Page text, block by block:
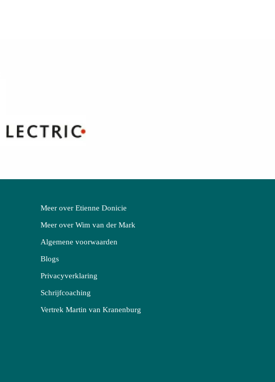
Meer over Etienne Donicie
Meer over Wim van der Mark
Algemene voorwaarden
Blogs
Privacyverklaring
Schrijfcoaching
Vertrek Martin van Kranenburg